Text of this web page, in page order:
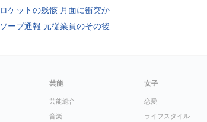
ロケットの残骸 月面に衝突か
ソープ通報 元従業員のその後
芸能
芸能総合
音楽
女子
恋愛
ライフスタイル